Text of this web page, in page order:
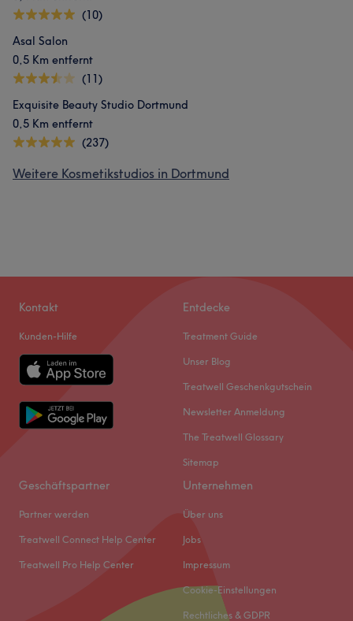
Was unsere Kunden über Celine sagen
Professionell 9 Herzlich 9
(10)
Asal Salon
0,5 Km entfernt
(11)
Exquisite Beauty Studio Dortmund
0,5 Km entfernt
(237)
Weitere Kosmetikstudios in Dortmund
Kontakt
Kunden-Hilfe
Entdecke
Treatment Guide
Unser Blog
Treatwell Geschenkgutschein
Newsletter Anmeldung
The Treatwell Glossary
Sitemap
Geschäftspartner
Partner werden
Treatwell Connect Help Center
Treatwell Pro Help Center
Unternehmen
Über uns
Jobs
Impressum
Cookie-Einstellungen
Rechtliches & GDPR